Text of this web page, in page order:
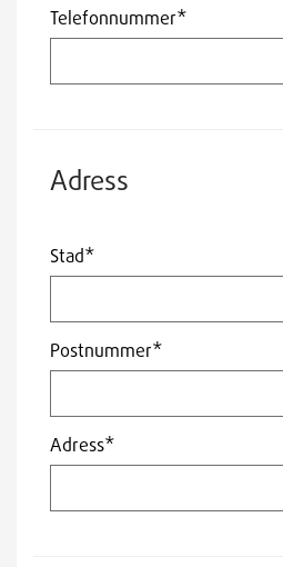
Telefonnummer*
Adress
Stad*
Postnummer*
Adress*